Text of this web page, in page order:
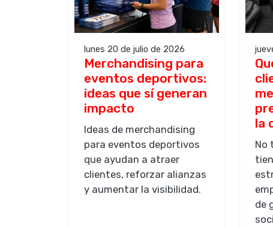
lunes 20 de julio de 2026
Merchandising para
eventos deportivos:
ideas que sí generan
impacto
Ideas de merchandising
para eventos deportivos
que ayudan a atraer
clientes, reforzar alianzas
y aumentar la visibilidad.
la
No
de